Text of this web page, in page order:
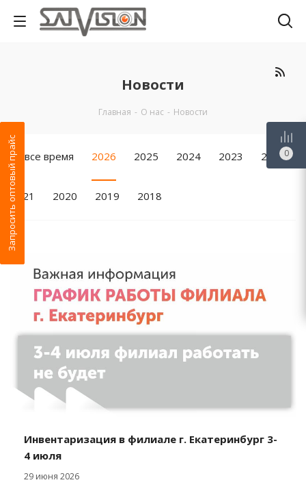
Новости
Главная - О нас - Новости
За все время 2026 2025 2024 2023 2022
2021 2020 2019 2018
Инвентаризация в филиале г. Екатеринбург 3-
4 июля
29 июня 2026
Запросить оптовый прайс 0